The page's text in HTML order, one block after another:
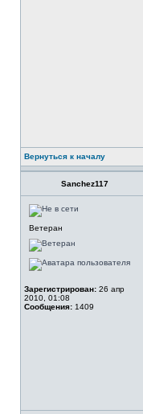
Вернуться к началу
Sanchez117
Ветеран
Зарегистрирован: 26 апр
2010, 01:08
Сообщения: 1409